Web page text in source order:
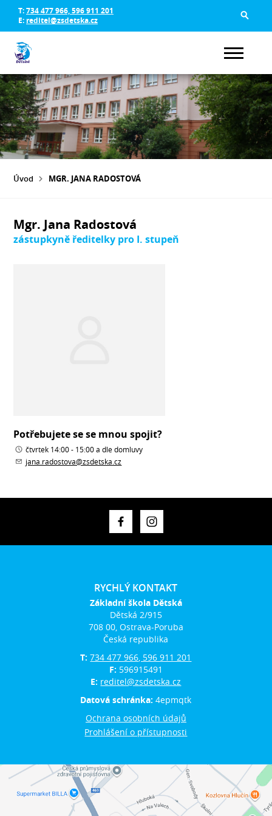
T:734 477 966, 596 911 201
E: reditel@zsdetska.cz
Úvod MGR. JANA RADOSTOVÁ
Mgr. Jana Radostová
zástupkyně ředitelky pro I. stupeň
Potřebujete se se mnou spojit?
čtvrtek 14:00 - 15:00 a dle domluvy
jana.radostova@zsdetska.cz
RYCHLÝ KONTAKT
Základní škola Dětská
Dětská 2/915
708 00, Ostrava-Poruba
Česká republika
T:734 477 966, 596 911 201
F: 596915491
E: reditel@zsdetska.cz
Datová schránka:4epmqtk
Ochrana osobních údajů
Prohlášení o přístupnosti